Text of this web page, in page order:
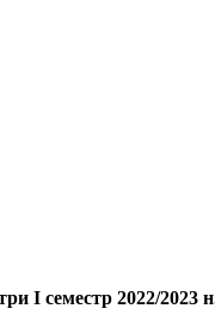
І семестр 2022/2023